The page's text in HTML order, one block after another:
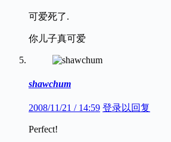
可爱死了.
你儿子真可爱
shawchum
2008/11/21 / 14:59 登录以回复
Perfect!